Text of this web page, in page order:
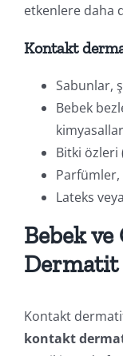
etkenlere daha
Kontakt
Sabunlar,
Bebek
Bitki özleri
Parfümler,
Lateks
Bebek
Dermatit
Kontakt
kontakt